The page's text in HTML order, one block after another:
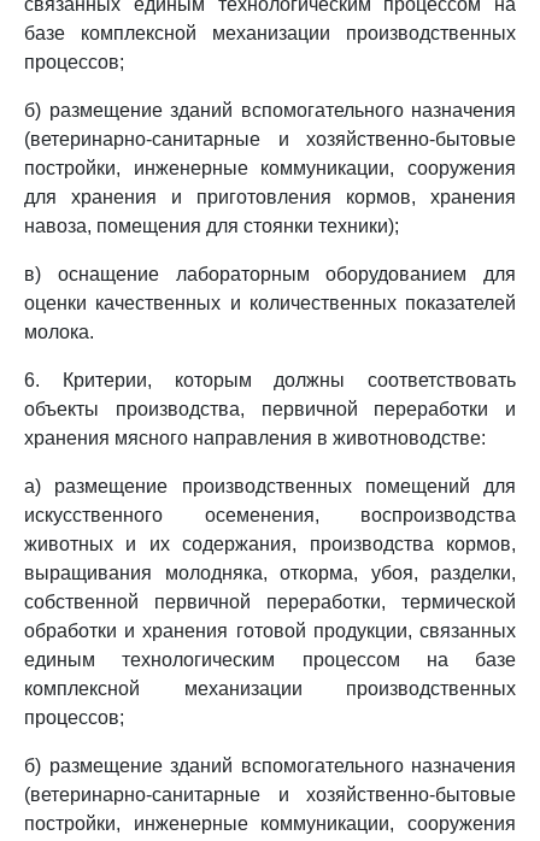
связанных единым технологическим процессом на
базе комплексной механизации производственных
процессов;
б) размещение зданий вспомогательного назначения
(ветеринарно-санитарные и хозяйственно-бытовые
постройки, инженерные коммуникации, сооружения
для хранения и приготовления кормов, хранения
навоза, помещения для стоянки техники);
в) оснащение лабораторным оборудованием для
оценки качественных и количественных показателей
молока.
6. Критерии, которым должны соответствовать
объекты производства, первичной переработки и
хранения мясного направления в животноводстве:
а) размещение производственных помещений для
искусственного осеменения, воспроизводства
животных и их содержания, производства кормов,
выращивания молодняка, откорма, убоя, разделки,
собственной первичной переработки, термической
обработки и хранения готовой продукции, связанных
единым технологическим процессом на базе
комплексной механизации производственных
процессов;
б) размещение зданий вспомогательного назначения
(ветеринарно-санитарные и хозяйственно-бытовые
постройки, инженерные коммуникации, сооружения